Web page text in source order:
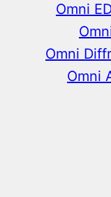
Omni
Omni
Omni